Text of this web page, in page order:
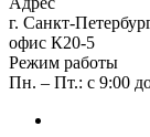
г. Санкт-
офис К20-5
Режим работы
Пн. – Пт.: с 9:00